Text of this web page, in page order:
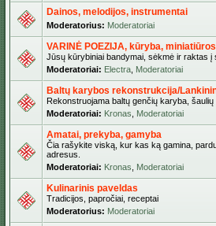
Dainos, melodijos, instrumentai
Moderatorius: Moderatoriai
VARINĖ POEZIJA, kūryba, miniatiūros
Jūsų kūrybiniai bandymai, sėkmė ir raktas į
Moderatoriai: Electra Moderatoriai
Baltų karybos rekonstrukcija/
Rekonstruojama baltų genčių karyba,
Moderatoriai: Kronas Moderatoriai
Amatai, prekyba, gamyba
Čia rašykite viską, kur kas ką gamina,
adresus.
Moderatoriai: Kronas Moderatoriai
Kulinarinis paveldas
Tradicijos, papročiai, receptai
Moderatorius: Moderatoriai